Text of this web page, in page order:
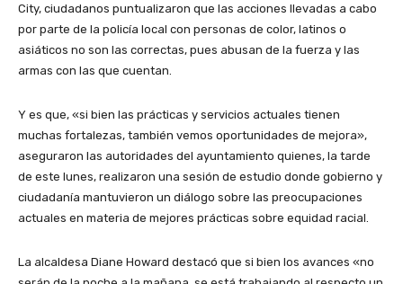
City, ciudadanos puntualizaron que las acciones llevadas a cabo
por parte de la policía local con personas de color, latinos o
asiáticos no son las correctas, pues abusan de la fuerza y las
armas con las que cuentan.
Y es que, «si bien las prácticas y servicios actuales tienen
muchas fortalezas, también vemos oportunidades de mejora»,
aseguraron las autoridades del ayuntamiento quienes, la tarde
de este lunes, realizaron una sesión de estudio donde gobierno y
ciudadanía mantuvieron un diálogo sobre las preocupaciones
actuales en materia de mejores prácticas sobre equidad racial.
La alcaldesa Diane Howard destacó que si bien los avances «no